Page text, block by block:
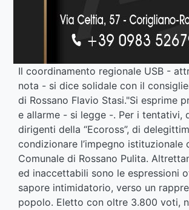
Il coordinamento regionale USB -
nota - si dice solidale con il
di Rossano Flavio Stasi."Si esprime
e allarme - si legge -. Per i tentativi,
dirigenti della “Ecoross”, di
condizionare l’impegno istituzionale
Comunale di Rossano Pulita.
ed inaccettabili sono le espressioni
sapore intimidatorio, verso un
popolo. Eletto con oltre 3.800 voti,